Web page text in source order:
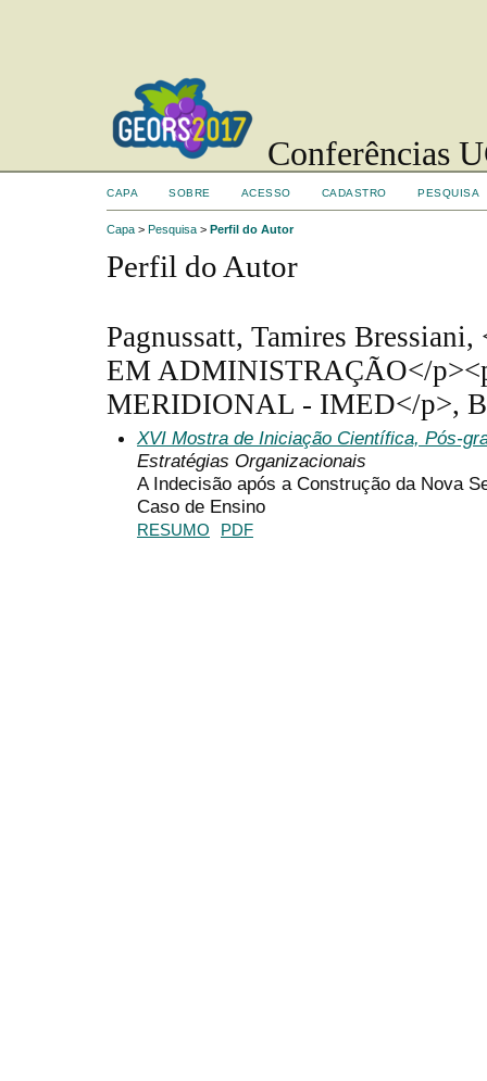
Conferências
CAPA SOBRE ACESSO CADASTRO PESQUISA
Capa > Pesquisa > Perfil do Autor
Perfil do Autor
Pagnussatt, Tamires
EM ADMINISTRAÇÃO</
MERIDIONAL - IMED</p>,
XVI Mostra de Iniciação Científica, Pós-
Estratégias Organizacionais
A Indecisão após a Construção da Nova
Caso de Ensino
RESUMO PDF